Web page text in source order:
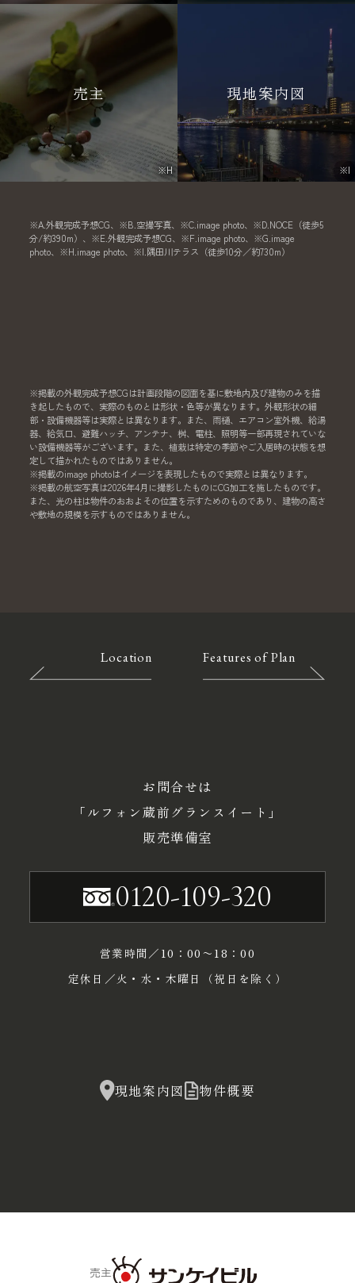
売主
※H
現地案内図
※I
※A.外観完成予想CG、※B.空撮写真、※C.image photo、※D.NOCE（徒歩5
分/約390m）、※E.外観完成予想CG、※F.image photo、※G.image
photo、※H.image photo、※I.隅田川テラス（徒歩10分／約730m）
※掲載の外観完成予想CGは計画段階の図面を基に敷地内及び建物のみを描
き起したもので、実際のものとは形状・色等が異なります。外観形状の細
部・設備機器等は実際とは異なります。また、雨樋、エアコン室外機、給湯
器、給気口、避難ハッチ、アンテナ、桝、電柱、照明等一部再現されていな
い設備機器等がございます。また、植栽は特定の季節やご入居時の状態を想
定して描かれたものではありません。
※掲載のimage photoはイメージを表現したもので実際とは異なります。
※掲載の航空写真は2026年4月に撮影したものにCG加工を施したものです。
また、光の柱は物件のおおよその位置を示すためのものであり、建物の高さ
や敷地の規模を示すものではありません。
Location Features of Plan
お問合せは
「ルフォン蔵前グランスイート」
販売準備室
0120-109-320
営業時間／10：00〜18：00
定休日／火・水・木曜日（祝日を除く）
現地案内図 物件概要
売主